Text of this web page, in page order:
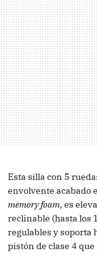
Esta silla con 5
envolvente acabado
memory foam, es
reclinable (hasta los
regulables y soporta
pistón de clase 4 que